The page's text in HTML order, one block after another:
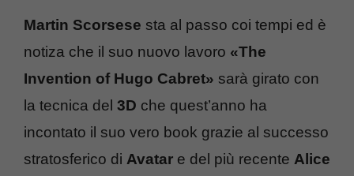
Martin Scorsese sta al passo coi tempi ed è
notiza che il suo nuovo lavoro «The
Invention of Hugo Cabret» sarà girato con
la tecnica del 3D che quest’anno ha
incontato il suo vero book grazie al successo
stratosferico di Avatar e del più recente Alice